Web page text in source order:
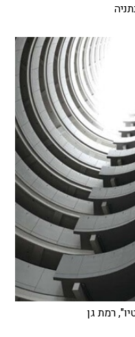
רמת גן